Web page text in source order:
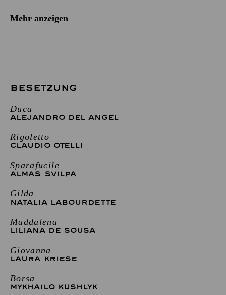
Mehr anzeigen
BESETZUNG
Duca
ALEJANDRO DEL ANGEL
Rigoletto
CLAUDIO OTELLI
Sparafucile
ALMAS SVILPA
Gilda
NATALIA LABOURDETTE
Maddalena
LILIANA DE SOUSA
Giovanna
LAURA KRIESE
Borsa
MYKHAILO KUSHLYK